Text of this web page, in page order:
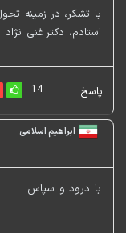
با تشکر، در زمینه
استادم، دکتر غنی نژاد
پاسخ 14
ابراهیم اسلامی
با درود و سپاس